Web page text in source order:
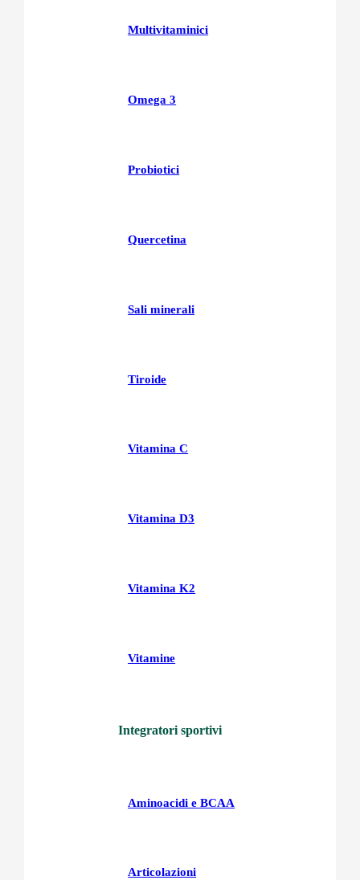
Multivitaminici
Omega 3
Probiotici
Quercetina
Sali minerali
Tiroide
Vitamina C
Vitamina D3
Vitamina K2
Vitamine
Integratori sportivi
Aminoacidi e BCAA
Articolazioni